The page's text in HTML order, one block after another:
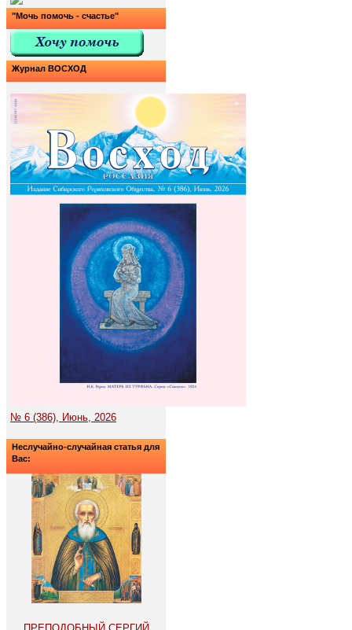
"Мочь помочь - счастье"
Журнал ВОСХОД
№ 6 (386), Июнь, 2026
Неслучайно-случайная статья для
Вас: